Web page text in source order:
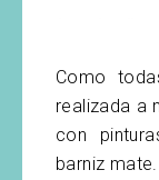
Como
realizada a
con
barniz mate.